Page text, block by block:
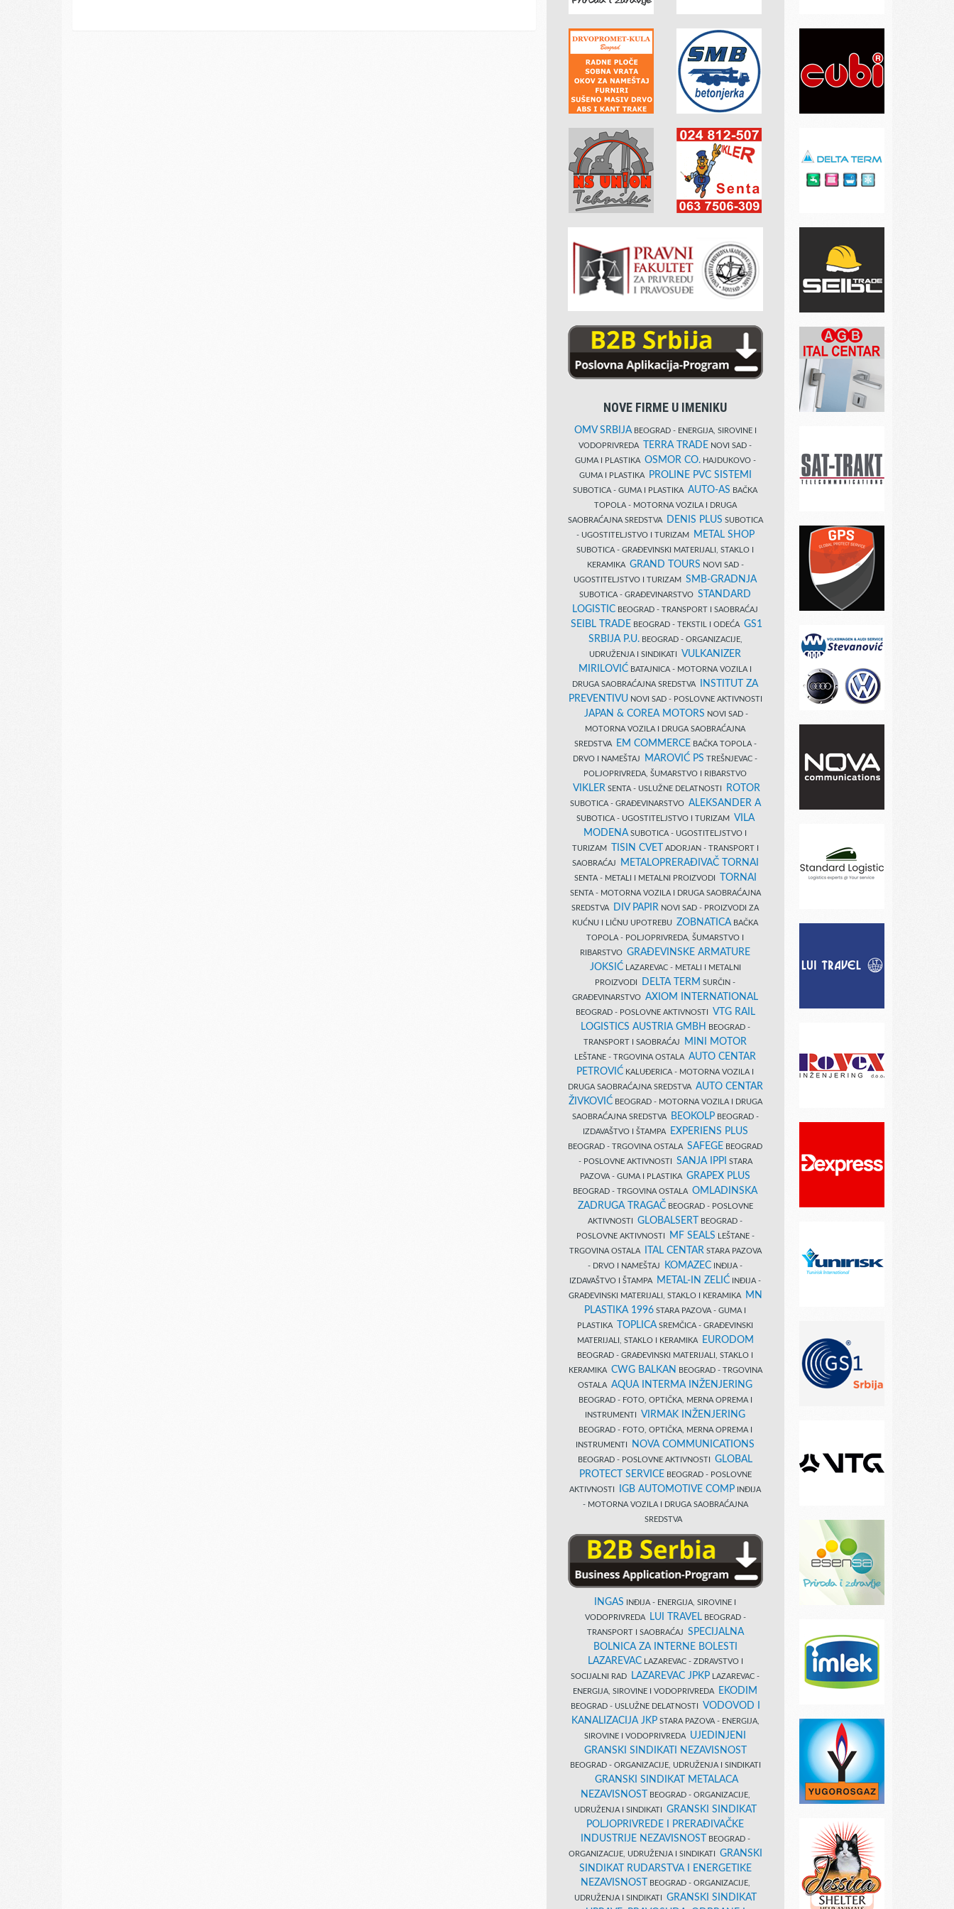
NOVE FIRME U IMENIKU
OMV SRBIJABEOGRAD - ENERGIJA, SIROVINE I
VODOPRIVREDA
TERRA TRADE NOVI SAD -
GUMA I PLASTIKA OSMOR CO.HAJDUKOVO -
GUMA I PLASTIKA
PROLINE PVC SISTEMI
SUBOTICA - GUMA I PLASTIKA AUTO-AS BAČKA
TOPOLA - MOTORNA VOZILA I DRUGA
SAOBRAĆAJNA SREDSTVA
DENIS PLUS SUBOTICA
- UGOSTITELJSTVO I TURIZAM
METAL SHOP
SUBOTICA - GRAĐEVINSKI MATERIJALI, STAKLO I
KERAMIKA GRAND TOURS NOVI SAD -
UGOSTITELJSTVO I TURIZAM SMB-GRADNJA
SUBOTICA - GRAĐEVINARSTVO STANDARD
LOGISTIC BEOGRAD - TRANSPORT I SAOBRAĆAJ
SEIBL TRADE BEOGRAD - TEKSTIL I ODEĆA GS1
SRBIJA P.U.BEOGRAD - ORGANIZACIJE,
UDRUŽENJA I SINDIKATI VULKANIZER
MIRILOVIĆ BATAJNICA - MOTORNA VOZILA I
DRUGA SAOBRAĆAJNA SREDSTVA
INSTITUT ZA
PREVENTIVUNOVI SAD - POSLOVNE AKTIVNOSTI
JAPAN & COREA MOTORS NOVI SAD -
MOTORNA VOZILA I DRUGA SAOBRAĆAJNA
SREDSTVA
EM COMMERCE BAČKA TOPOLA -
DRVO I NAMEŠTAJ
MAROVIĆ PS TREŠNJEVAC -
POLJOPRIVREDA, ŠUMARSTVO I RIBARSTVO
VIKLER SENTA - USLUŽNE DELATNOSTI ROTOR
SUBOTICA - GRAĐEVINARSTVO ALEKSANDER A
SUBOTICA - UGOSTITELJSTVO I TURIZAM VILA
MODENA SUBOTICA - UGOSTITELJSTVO I
TURIZAM
TISIN CVET
ADORJAN - TRANSPORT I
SAOBRAĆAJ
METALOPRERAĐIVAČ TORNAI
SENTA - METALI I METALNI PROIZVODI TORNAI
SENTA - MOTORNA VOZILA I DRUGA SAOBRAĆAJNA
SREDSTVA
DIV PAPIR NOVI SAD - PROIZVODI ZA
KUĆNU I LIČNU UPOTREBU ZOBNATICA BAČKA
TOPOLA - POLJOPRIVREDA, ŠUMARSTVO I
RIBARSTVO GRAĐEVINSKE ARMATURE
JOKSIĆLAZAREVAC - METALI I METALNI
PROIZVODI
DELTA TERM SURČIN -
GRAĐEVINARSTVO AXIOM INTERNATIONAL
BEOGRAD - POSLOVNE AKTIVNOSTI VTG RAIL
LOGISTICS AUSTRIA GMBH
BEOGRAD -
TRANSPORT I SAOBRAĆAJ
MINI MOTOR
LEŠTANE - TRGOVINA OSTALA AUTO CENTAR
PETROVIĆ KALUĐERICA - MOTORNA VOZILA I
DRUGA SAOBRAĆAJNA SREDSTVA AUTO CENTAR
ŽIVKOVIĆBEOGRAD - MOTORNA VOZILA I DRUGA
SAOBRAĆAJNA SREDSTVA
BEOKOLPBEOGRAD -
IZDAVAŠTVO I ŠTAMPA
EXPERIENS PLUS
BEOGRAD - TRGOVINA OSTALA SAFEGE BEOGRAD
- POSLOVNE AKTIVNOSTI SANJA IPPI
STARA
PAZOVA - GUMA I PLASTIKA GRAPEX PLUS
BEOGRAD - TRGOVINA OSTALA OMLADINSKA
ZADRUGA TRAGAČBEOGRAD - POSLOVNE
AKTIVNOSTI GLOBALSERT
BEOGRAD -
POSLOVNE AKTIVNOSTI
MF SEALS LEŠTANE -
TRGOVINA OSTALA
ITAL CENTAR STARA PAZOVA
- DRVO I NAMEŠTAJ
KOMAZEC INĐIJA -
IZDAVAŠTVO I ŠTAMPA
METAL-IN ZELIĆ INĐIJA -
GRAĐEVINSKI MATERIJALI, STAKLO I KERAMIKA
MN
PLASTIKA 1996 STARA PAZOVA - GUMA I
PLASTIKA
TOPLICA SREMČICA - GRAĐEVINSKI
MATERIJALI, STAKLO I KERAMIKA
EURODOM
BEOGRAD - GRAĐEVINSKI MATERIJALI, STAKLO I
KERAMIKA CWG BALKAN
BEOGRAD - TRGOVINA
OSTALA AQUA INTERMA INŽENJERING
BEOGRAD - FOTO, OPTIČKA, MERNA OPREMA I
INSTRUMENTI VIRMAK INŽENJERING
BEOGRAD - FOTO, OPTIČKA, MERNA OPREMA I
INSTRUMENTI
NOVA COMMUNICATIONS
BEOGRAD - POSLOVNE AKTIVNOSTI GLOBAL
PROTECT SERVICE BEOGRAD - POSLOVNE
AKTIVNOSTI
IGB AUTOMOTIVE COMP INĐIJA
- MOTORNA VOZILA I DRUGA SAOBRAĆAJNA
SREDSTVA
INGAS INĐIJA - ENERGIJA, SIROVINE I
VODOPRIVREDA
LUI TRAVELBEOGRAD -
TRANSPORT I SAOBRAĆAJ SPECIJALNA
BOLNICA ZA INTERNE BOLESTI
LAZAREVACLAZAREVAC - ZDRAVSTVO I
SOCIJALNI RAD
LAZAREVAC JPKP LAZAREVAC -
ENERGIJA, SIROVINE I VODOPRIVREDA
EKODIM
BEOGRAD - USLUŽNE DELATNOSTI VODOVOD I
KANALIZACIJA JKPSTARA PAZOVA - ENERGIJA,
SIROVINE I VODOPRIVREDA UJEDINJENI
GRANSKI SINDIKATI NEZAVISNOST
BEOGRAD - ORGANIZACIJE, UDRUŽENJA I SINDIKATI
GRANSKI SINDIKAT METALACA
NEZAVISNOST
BEOGRAD - ORGANIZACIJE,
UDRUŽENJA I SINDIKATI GRANSKI SINDIKAT
POLJOPRIVREDE I PRERAĐIVAČKE
INDUSTRIJE NEZAVISNOST
BEOGRAD -
ORGANIZACIJE, UDRUŽENJA I SINDIKATI GRANSKI
SINDIKAT RUDARSTVA I ENERGETIKE
NEZAVISNOST
BEOGRAD - ORGANIZACIJE,
UDRUŽENJA I SINDIKATI GRANSKI SINDIKAT